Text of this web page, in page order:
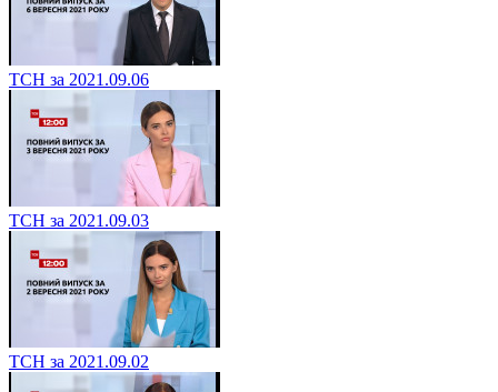
ТСН за 2021.09.06
ТСН за 2021.09.03
ТСН за 2021.09.02